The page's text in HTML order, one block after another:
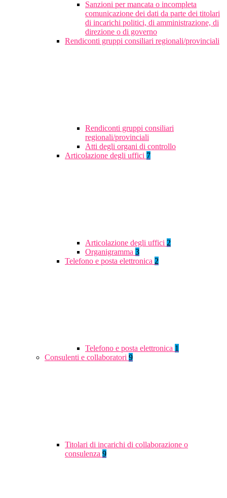
Sanzioni per mancata o incompleta
comunicazione dei dati da parte dei titolari
di incarichi politici, di amministrazione, di
direzione o di governo
Rendiconti gruppi consiliari regionali/provinciali
Rendiconti gruppi consiliari
regionali/provinciali
Atti degli organi di controllo
Articolazione degli uffici 7
Articolazione degli uffici 2
Organigramma 3
Telefono e posta elettronica 2
Telefono e posta elettronica 1
Consulenti e collaboratori 9
Titolari di incarichi di collaborazione o
consulenza 9